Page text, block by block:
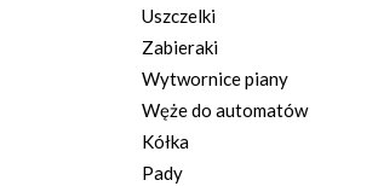
Uszczelki
Zabieraki
Wytwornice piany
Węże do automatów
Kółka
Pady